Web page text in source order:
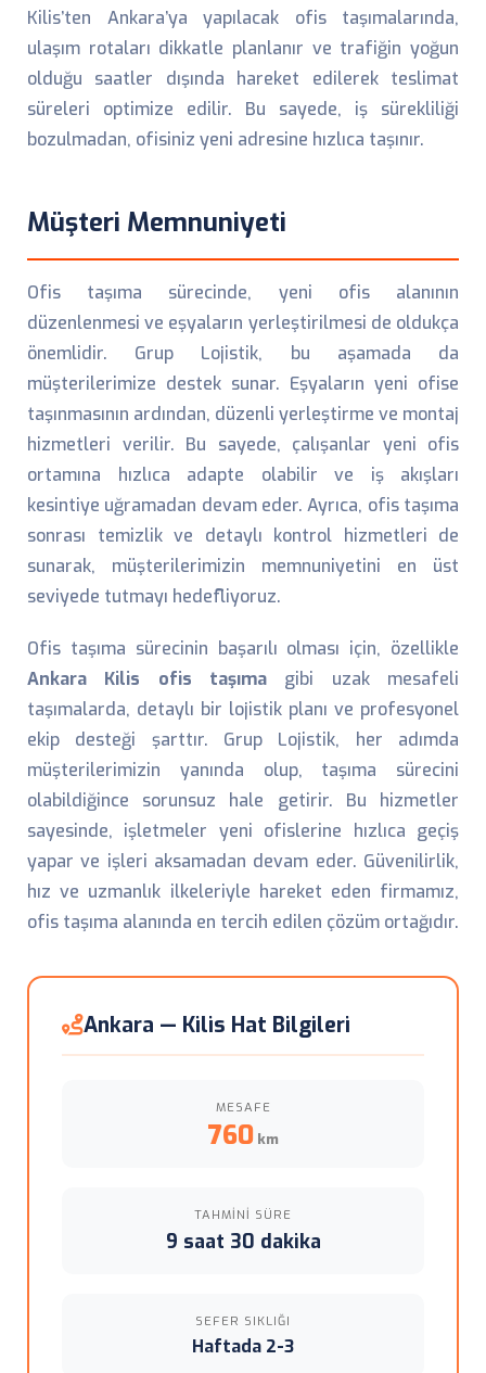
Kilis’ten Ankara’ya yapılacak ofis taşımalarında,
ulaşım rotaları dikkatle planlanır ve trafiğin yoğun
olduğu saatler dışında hareket edilerek teslimat
süreleri optimize edilir. Bu sayede, iş sürekliliği
bozulmadan, ofisiniz yeni adresine hızlıca taşınır.
Müşteri Memnuniyeti
Ofis taşıma sürecinde, yeni ofis alanının
düzenlenmesi ve eşyaların yerleştirilmesi de oldukça
önemlidir. Grup Lojistik, bu aşamada da
müşterilerimize destek sunar. Eşyaların yeni ofise
taşınmasının ardından, düzenli yerleştirme ve montaj
hizmetleri verilir. Bu sayede, çalışanlar yeni ofis
ortamına hızlıca adapte olabilir ve iş akışları
kesintiye uğramadan devam eder. Ayrıca, ofis taşıma
sonrası temizlik ve detaylı kontrol hizmetleri de
sunarak, müşterilerimizin memnuniyetini en üst
seviyede tutmayı hedefliyoruz.
Ofis taşıma sürecinin başarılı olması için, özellikle
Ankara Kilis ofis taşıma gibi uzak mesafeli
taşımalarda, detaylı bir lojistik planı ve profesyonel
ekip desteği şarttır. Grup Lojistik, her adımda
müşterilerimizin yanında olup, taşıma sürecini
olabildiğince sorunsuz hale getirir. Bu hizmetler
sayesinde, işletmeler yeni ofislerine hızlıca geçiş
yapar ve işleri aksamadan devam eder. Güvenilirlik,
hız ve uzmanlık ilkeleriyle hareket eden firmamız,
ofis taşıma alanında en tercih edilen çözüm ortağıdır.
Ankara — Kilis Hat Bilgileri
MESAFE
760 km
TAHMINI SÜRE
9 saat 30 dakika
SEFER SIKLIĞI
Haftada 2-3